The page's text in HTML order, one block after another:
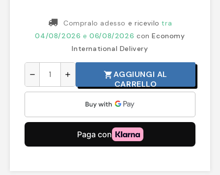
Compralo adesso e ricevilotra
04/08/2026 e06/08/2026 conEconomy
International Delivery
remove add shopping_cartAGGIUNGI AL
CARRELLO